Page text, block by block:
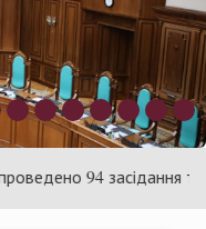
94 засідання та